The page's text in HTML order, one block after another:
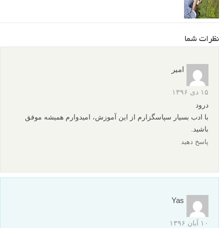
نظرات شما
امیر
۱۵ دی ۱۳۹۶
درود
با ادب بسیار سپاسگزارم از این آموزش، امیدوارم همیشه موفق
باشید.
پاسخ دهید
Yas
۱۰ آبان ۱۳۹۶